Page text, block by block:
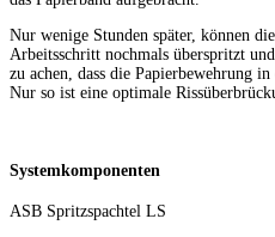
Nur wenige Stunden später, können
Arbeitsschritt nochmals überspritzt
zu achen, dass die Papierbewehrung in
Nur so ist eine optimale
Systemkomponenten
ASB Spritzspachtel LS